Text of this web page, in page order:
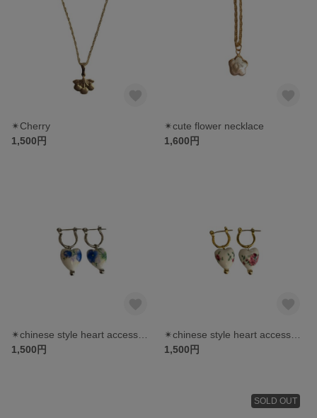
✴︎Cherry
1,500円
✴︎cute flower necklace
1,600円
1,500円
1,500円
SOLD OUT